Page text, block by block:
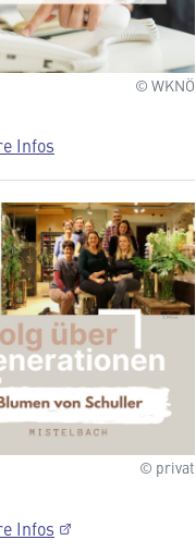
© WKNÖ
Infos
© privat
Infos